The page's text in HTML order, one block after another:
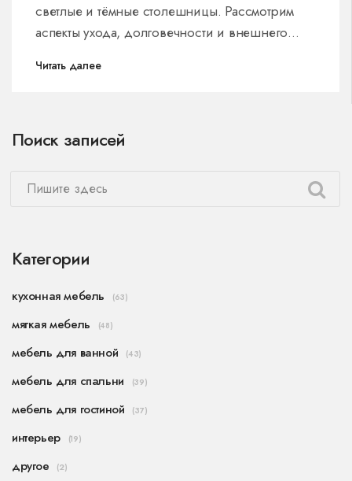
светлые и тёмные столешницы. Рассмотрим
аспекты ухода, долговечности и внешнего
выбор.
Читать далее
Поиск записей
Категории
кухонная мебель (63)
мягкая мебель (48)
мебель для ванной (43)
мебель для спальни (39)
мебель для гостиной (37)
интерьер (19)
другое (2)